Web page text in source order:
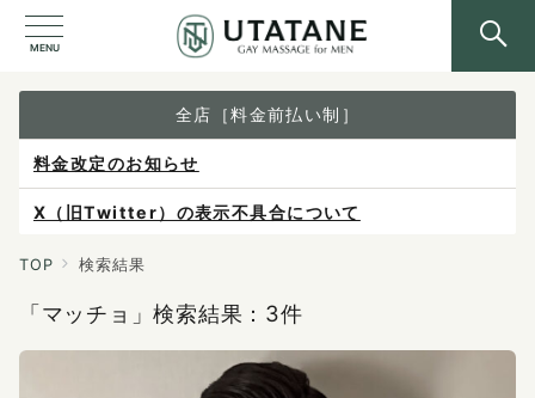
MENU
全店［料金前払い制］
料金改定のお知らせ
X（旧Twitter）の表示不具合について
料金は当日施術前にお支払いください。
感染症防止対策について
TOP 検索結果
「マッチョ」検索結果：3件